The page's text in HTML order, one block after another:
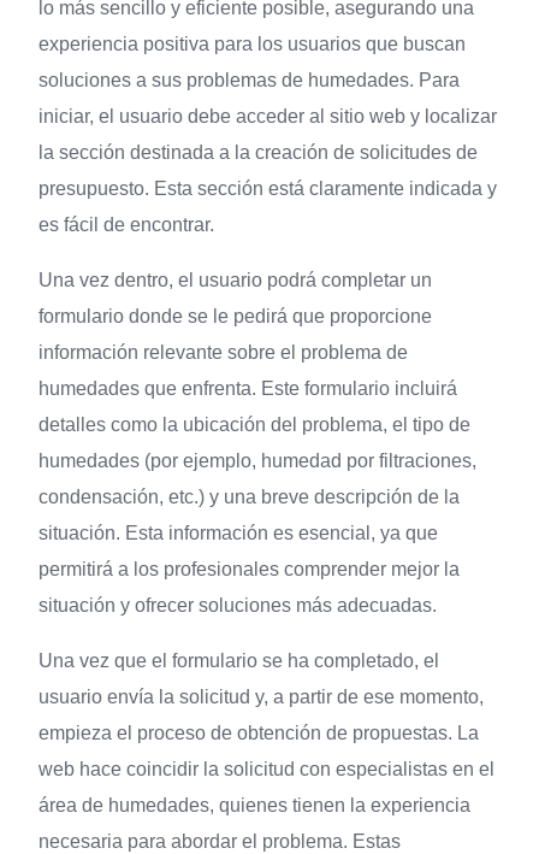
lo más sencillo y eficiente posible, asegurando una
experiencia positiva para los usuarios que buscan
soluciones a sus problemas de humedades. Para
iniciar, el usuario debe acceder al sitio web y localizar
la sección destinada a la creación de solicitudes de
presupuesto. Esta sección está claramente indicada y
es fácil de encontrar.
Una vez dentro, el usuario podrá completar un
formulario donde se le pedirá que proporcione
información relevante sobre el problema de
humedades que enfrenta. Este formulario incluirá
detalles como la ubicación del problema, el tipo de
humedades (por ejemplo, humedad por filtraciones,
condensación, etc.) y una breve descripción de la
situación. Esta información es esencial, ya que
permitirá a los profesionales comprender mejor la
situación y ofrecer soluciones más adecuadas.
Una vez que el formulario se ha completado, el
usuario envía la solicitud y, a partir de ese momento,
empieza el proceso de obtención de propuestas. La
web hace coincidir la solicitud con especialistas en el
área de humedades, quienes tienen la experiencia
necesaria para abordar el problema. Estas